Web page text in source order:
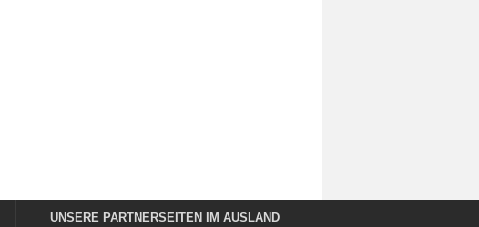
UNSERE PARTNERSEITEN IM AUSLAND